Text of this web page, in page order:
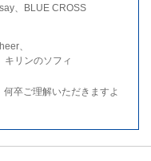
、BLUE CROSS
、
リンのソフィ
卒ご理解いただきますよ